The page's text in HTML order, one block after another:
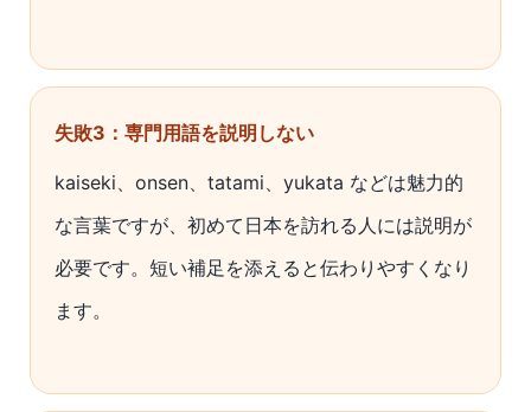
失敗3：専門用語を説明しない
kaiseki、onsen、tatami、yukata などは魅力的
な言葉ですが、初めて日本を訪れる人には説明が
必要です。短い補足を添えると伝わりやすくなり
ます。